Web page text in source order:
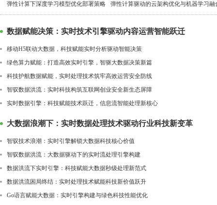
弹性计算下深度学习模型优化部署策略 弹性计算驱动的云架构优化与机器学习融
数据赋能决策：实时技术引擎驱动内容运营智能跃迁
移动H5联动大数据，科技赋能实时分析驱动智能决策
绿色算力赋能：打造高效实时引擎，智驱大数据决策新篇
科技护航数据赋能，实时处理技术筑牢高效运营安全防线
智驭数据洪流：实时科技构筑互联网创业安全新生态屏障
实时数据引擎：科技赋能技术跃迁，信息流智能处理新核心
大数据浪潮下：实时数据处理技术驱动行业科技新变革
智驭技术浪潮：实时引擎解锁大数据科技核心价值
智驭数据洪流：大数据驱动下的实时流处理引擎构建
数据洪流下实时引擎：科技赋能大数据秒级处理新范式
数据洪流困局终结：实时处理技术赋能科技新价值跃升
Go语言赋能大数据：实时引擎构建与绿色科技性能优化